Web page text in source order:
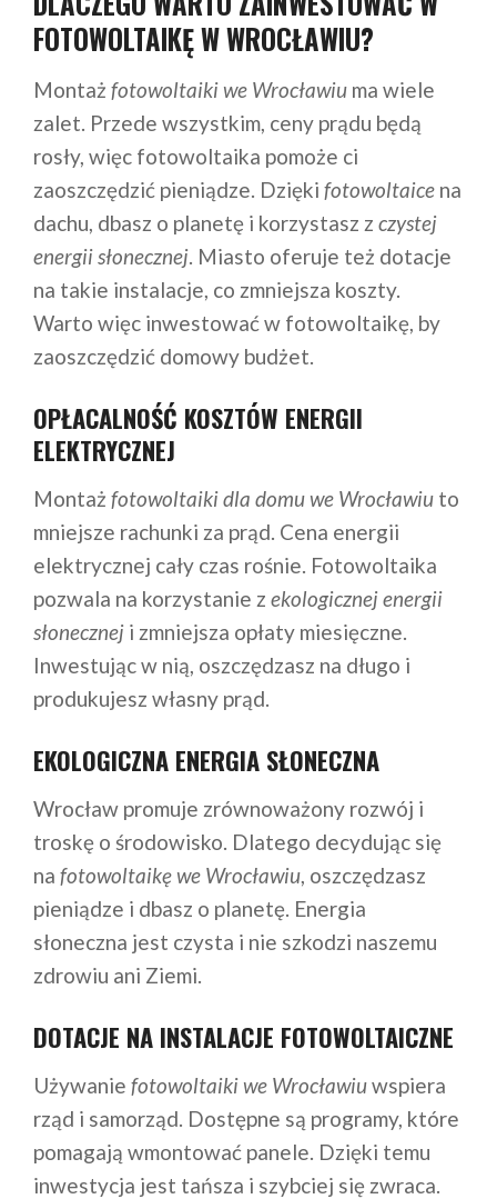
FOTOWOLTAIKĘ W WROCŁAWIU?
Montaż fotowoltaiki we Wrocławiu ma wiele
zalet. Przede wszystkim, ceny prądu będą
rosły, więc fotowoltaika pomoże ci
zaoszczędzić pieniądze. Dzięki fotowoltaice na
dachu, dbasz o planetę i korzystasz z czystej
energii słonecznej. Miasto oferuje też dotacje
na takie instalacje, co zmniejsza koszty.
Warto więc inwestować w fotowoltaikę, by
zaoszczędzić domowy budżet.
OPŁACALNOŚĆ KOSZTÓW ENERGII
ELEKTRYCZNEJ
Montaż fotowoltaiki dla domu we Wrocławiu to
mniejsze rachunki za prąd. Cena energii
elektrycznej cały czas rośnie. Fotowoltaika
pozwala na korzystanie z ekologicznej energii
słonecznej i zmniejsza opłaty miesięczne.
Inwestując w nią, oszczędzasz na długo i
produkujesz własny prąd.
EKOLOGICZNA ENERGIA SŁONECZNA
Wrocław promuje zrównoważony rozwój i
troskę o środowisko. Dlatego decydując się
na fotowoltaikę we Wrocławiu, oszczędzasz
pieniądze i dbasz o planetę. Energia
słoneczna jest czysta i nie szkodzi naszemu
zdrowiu ani Ziemi.
DOTACJE NA INSTALACJE FOTOWOLTAICZNE
Używanie fotowoltaiki we Wrocławiuwspiera
rząd i samorząd. Dostępne są programy, które
pomagają wmontować panele. Dzięki temu
inwestycja jest tańsza i szybciej się zwraca.